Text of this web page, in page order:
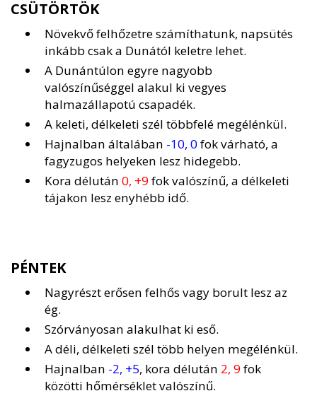
CSÜTÖRTÖK
Növekvő felhőzetre számíthatunk, napsütés
inkább csak a Dunától keletre lehet.
A Dunántúlon egyre nagyobb
valószínűséggel alakul ki vegyes
halmazállapotú csapadék.
A keleti, délkeleti szél többfelé megélénkül.
Hajnalban általában -10, 0fok várható, a
fagyzugos helyeken lesz hidegebb.
Kora délután 0, +9fok valószínű, a délkeleti
tájakon lesz enyhébb idő.
PÉNTEK
Nagyrészt erősen felhős vagy borult lesz az
ég.
Szórványosan alakulhat ki eső.
A déli, délkeleti szél több helyen megélénkül.
Hajnalban -2, +5, kora délután 2, 9fok
közötti hőmérséklet valószínű.